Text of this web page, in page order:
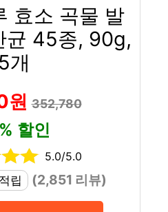
효소 곡물 발
균 45종, 90g,
5개
원352,780
할인
5.0/5.0
립
(2,851 리뷰)